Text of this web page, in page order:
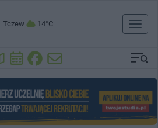
Tczew 14°C
Toggle